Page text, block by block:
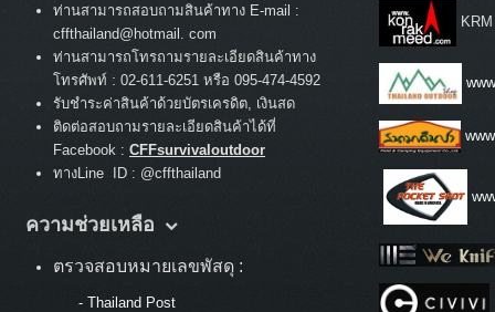
ท่านสามารถสอบถามสินค้าทาง E-mail :
cffthailand@hotmail. com
ท่านสามารถโทรถามรายละเอียดสินค้าทาง
โทรศัพท์ : 02-611-6251 หรือ 095-474-4592
รับชำระค่าสินค้าด้วยบัตรเครดิต, เงินสด
ติดต่อสอบถามรายละเอียดสินค้าได้ที่
Facebook : CFFsurvivaloutdoor
ทางLine ID : @cffthailand
ความช่วยเหลือ
ตรวจสอบหมายเลขพัสดุ :
- Thailand Post
KRM